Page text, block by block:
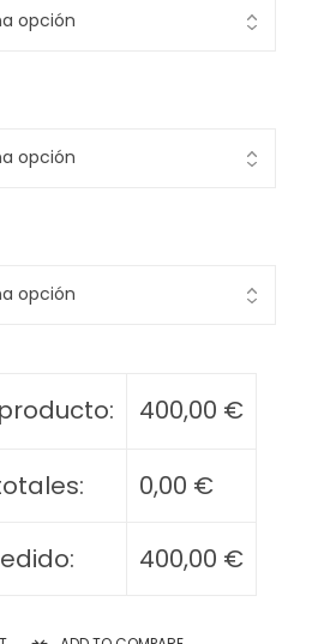
400,00 €
0,00 €
400,00 €